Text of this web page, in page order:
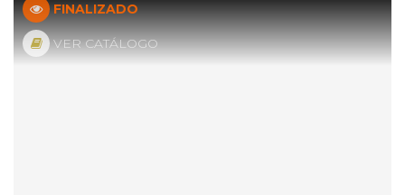
FINALIZADO
VER CATÁLOGO